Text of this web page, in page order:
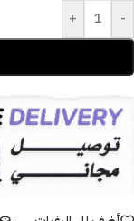
-
+